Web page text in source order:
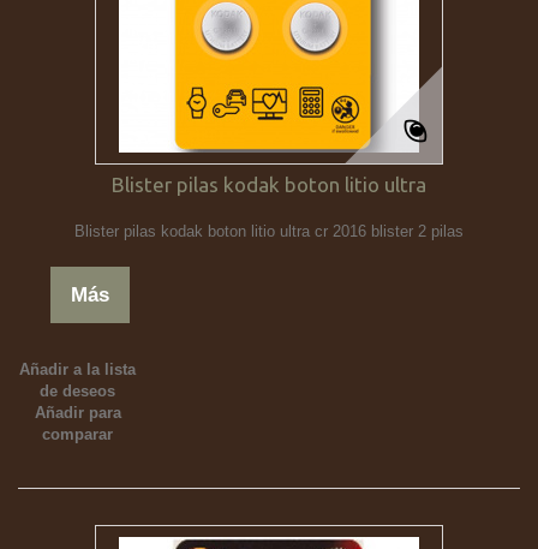
Blister pilas kodak boton litio ultra
Blister pilas kodak boton litio ultra cr 2016 blister 2 pilas
Más
Añadir a la lista
de deseos
Añadir para
comparar